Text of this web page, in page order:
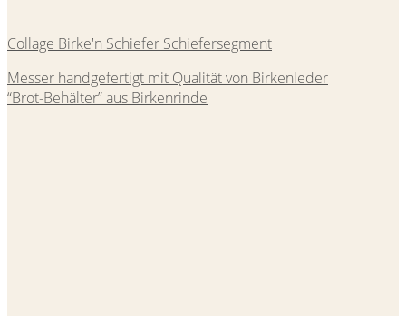
Collage Birke'n Schiefer Schiefersegment
Messer handgefertigt mit Qualität von Birkenleder
“Brot-Behälter” aus Birkenrinde